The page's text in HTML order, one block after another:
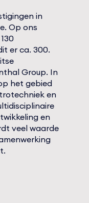
in
Op ons
er ca. 300.
Group. In
het gebied
en
en
veel waarde